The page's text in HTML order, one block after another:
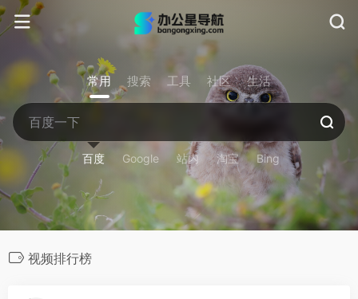
常用 搜索 工具 社区 生活
百度 Google 站内 淘宝 Bing
视频排行榜